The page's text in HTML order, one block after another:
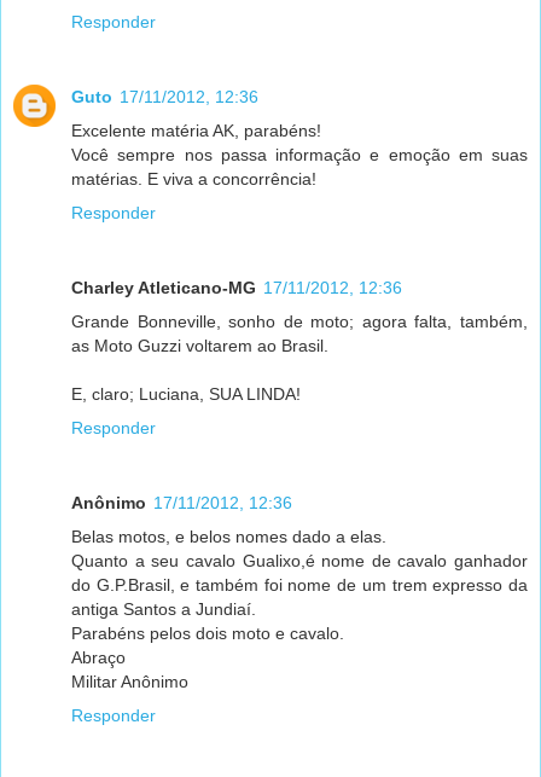
Responder
Guto 17/11/2012, 12:36
Excelente matéria AK, parabéns!
Você sempre nos passa informação e emoção em suas
matérias. E viva a concorrência!
Responder
Charley Atleticano-MG 17/11/2012, 12:36
Grande Bonneville, sonho de moto; agora falta, também,
as Moto Guzzi voltarem ao Brasil.
E, claro; Luciana, SUA LINDA!
Responder
Anônimo 17/11/2012, 12:36
Belas motos, e belos nomes dado a elas.
Quanto a seu cavalo Gualixo,é nome de cavalo ganhador
do G.P.Brasil, e também foi nome de um trem expresso da
antiga Santos a Jundiaí.
Parabéns pelos dois moto e cavalo.
Abraço
Militar Anônimo
Responder